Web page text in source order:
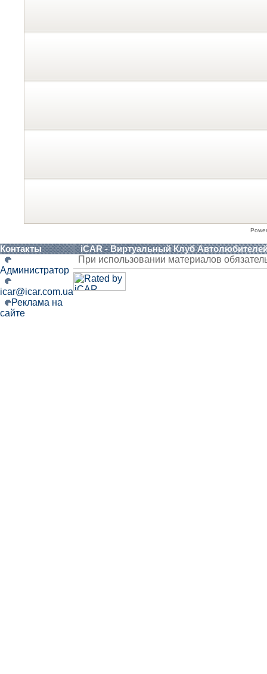
Контакты iCAR - Виртуальный Клуб
Администратор
icar@icar.com.ua
Реклама на
сайте
При использовании материалов